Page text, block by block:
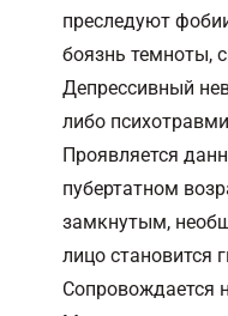
преследуют
боязнь темноты,
Депрессивный
либо
Проявляется
пубертатном
замкнутым,
лицо становится
Сопровождается